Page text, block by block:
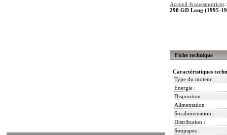
Accueil 4rouesmotrices
290 GD Long (1995-
Fiche technique
Caractéristiques
Type du moteur :
Energie :
Disposition :
Alimentation :
Suralimentation :
Distribution :
Soupapes :